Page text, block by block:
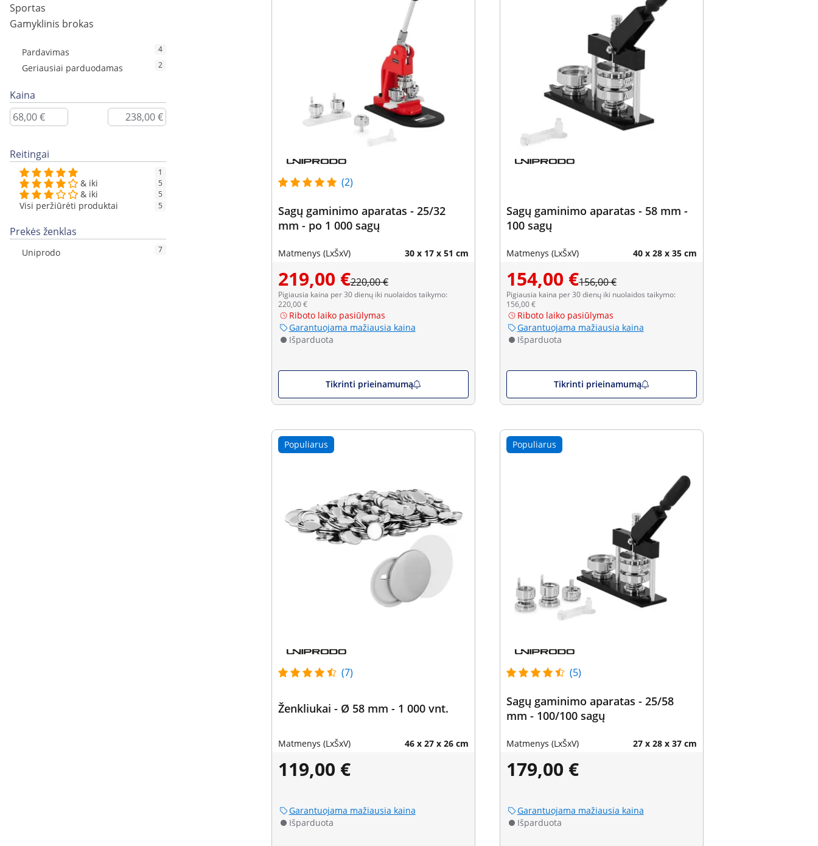
Sportas
Gamyklinis brokas
Pardavimas 4
Geriausiai parduodamas 2
Kaina
Reitingai
1
& iki 5
& iki 5
Visi peržiūrėti produktai 5
Prekės ženklas
Uniprodo 7
(2)
Sagų gaminimo aparatas - 25/32
mm - po 1 000 sagų
Matmenys (LxŠxV) 30 x 17 x 51 cm
219,00 €220,00 €
Pigiausia kaina per 30 dienų iki nuolaidos taikymo:
220,00 €
Riboto laiko pasiūlymas
Garantuojama mažiausia kaina
Išparduota
Tikrinti prieinamumą
Sagų gaminimo aparatas - 58 mm -
100 sagų
Matmenys (LxŠxV) 40 x 28 x 35 cm
154,00 €156,00 €
Pigiausia kaina per 30 dienų iki nuolaidos taikymo:
156,00 €
Riboto laiko pasiūlymas
Garantuojama mažiausia kaina
Išparduota
Tikrinti prieinamumą
Populiarus
(7)
Ženkliukai - Ø 58 mm - 1 000 vnt.
Matmenys (LxŠxV) 46 x 27 x 26 cm
119,00 €
Garantuojama mažiausia kaina
Išparduota
Populiarus
(5)
Sagų gaminimo aparatas - 25/58
mm - 100/100 sagų
Matmenys (LxŠxV) 27 x 28 x 37 cm
179,00 €
Garantuojama mažiausia kaina
Išparduota